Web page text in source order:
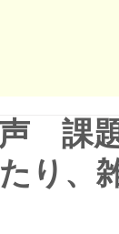
課
り、